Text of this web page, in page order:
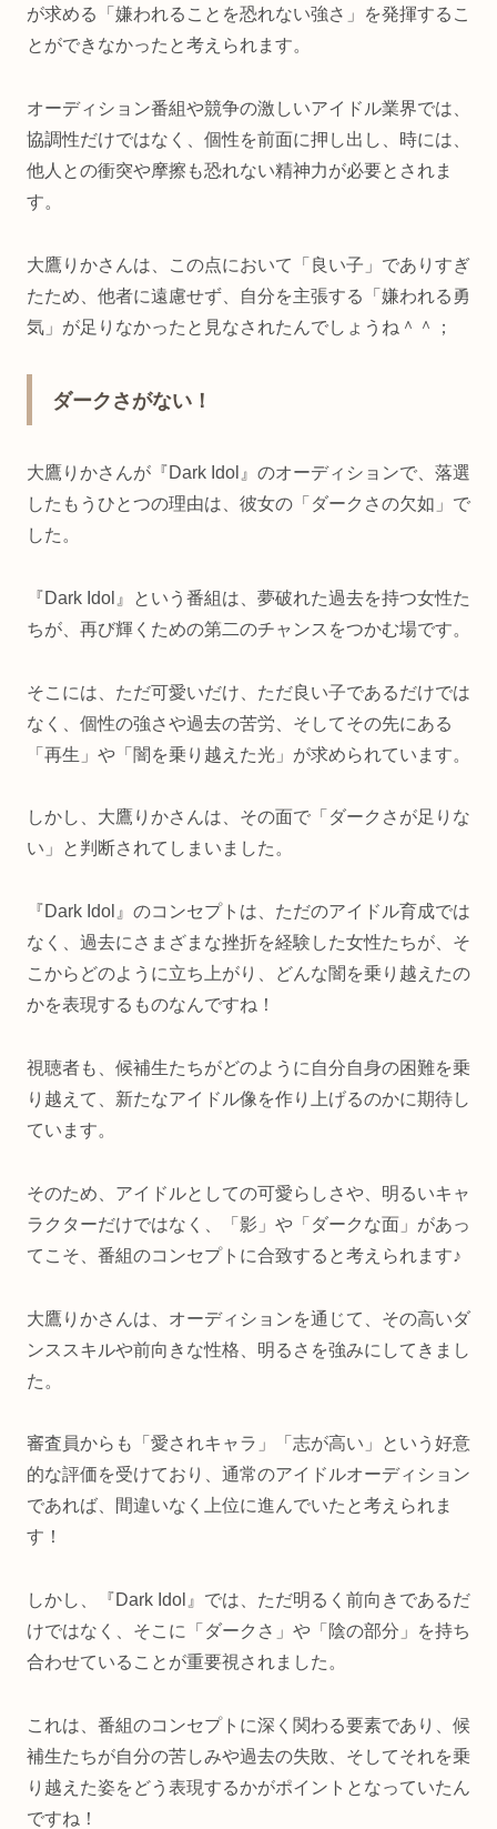
が求める「嫌われることを恐れない強さ」を発揮するこ
とができなかったと考えられます。
オーディション番組や競争の激しいアイドル業界では、
協調性だけではなく、個性を前面に押し出し、時には、
他人との衝突や摩擦も恐れない精神力が必要とされま
す。
大鷹りかさんは、この点において「良い子」でありすぎ
たため、他者に遠慮せず、自分を主張する「嫌われる勇
気」が足りなかったと見なされたんでしょうね＾＾；
ダークさがない！
大鷹りかさんが『Dark Idol』のオーディションで、落選
したもうひとつの理由は、彼女の「ダークさの欠如」で
した。
『Dark Idol』という番組は、夢破れた過去を持つ女性た
ちが、再び輝くための第二のチャンスをつかむ場です。
そこには、ただ可愛いだけ、ただ良い子であるだけでは
なく、個性の強さや過去の苦労、そしてその先にある
「再生」や「闇を乗り越えた光」が求められています。
しかし、大鷹りかさんは、その面で「ダークさが足りな
い」と判断されてしまいました。
『Dark Idol』のコンセプトは、ただのアイドル育成では
なく、過去にさまざまな挫折を経験した女性たちが、そ
こからどのように立ち上がり、どんな闇を乗り越えたの
かを表現するものなんですね！
視聴者も、候補生たちがどのように自分自身の困難を乗
り越えて、新たなアイドル像を作り上げるのかに期待し
ています。
そのため、アイドルとしての可愛らしさや、明るいキャ
ラクターだけではなく、「影」や「ダークな面」があっ
てこそ、番組のコンセプトに合致すると考えられます♪
大鷹りかさんは、オーディションを通じて、その高いダ
ンススキルや前向きな性格、明るさを強みにしてきまし
た。
審査員からも「愛されキャラ」「志が高い」という好意
的な評価を受けており、通常のアイドルオーディション
であれば、間違いなく上位に進んでいたと考えられま
す！
しかし、『Dark Idol』では、ただ明るく前向きであるだ
けではなく、そこに「ダークさ」や「陰の部分」を持ち
合わせていることが重要視されました。
これは、番組のコンセプトに深く関わる要素であり、候
補生たちが自分の苦しみや過去の失敗、そしてそれを乗
り越えた姿をどう表現するかがポイントとなっていたん
ですね！